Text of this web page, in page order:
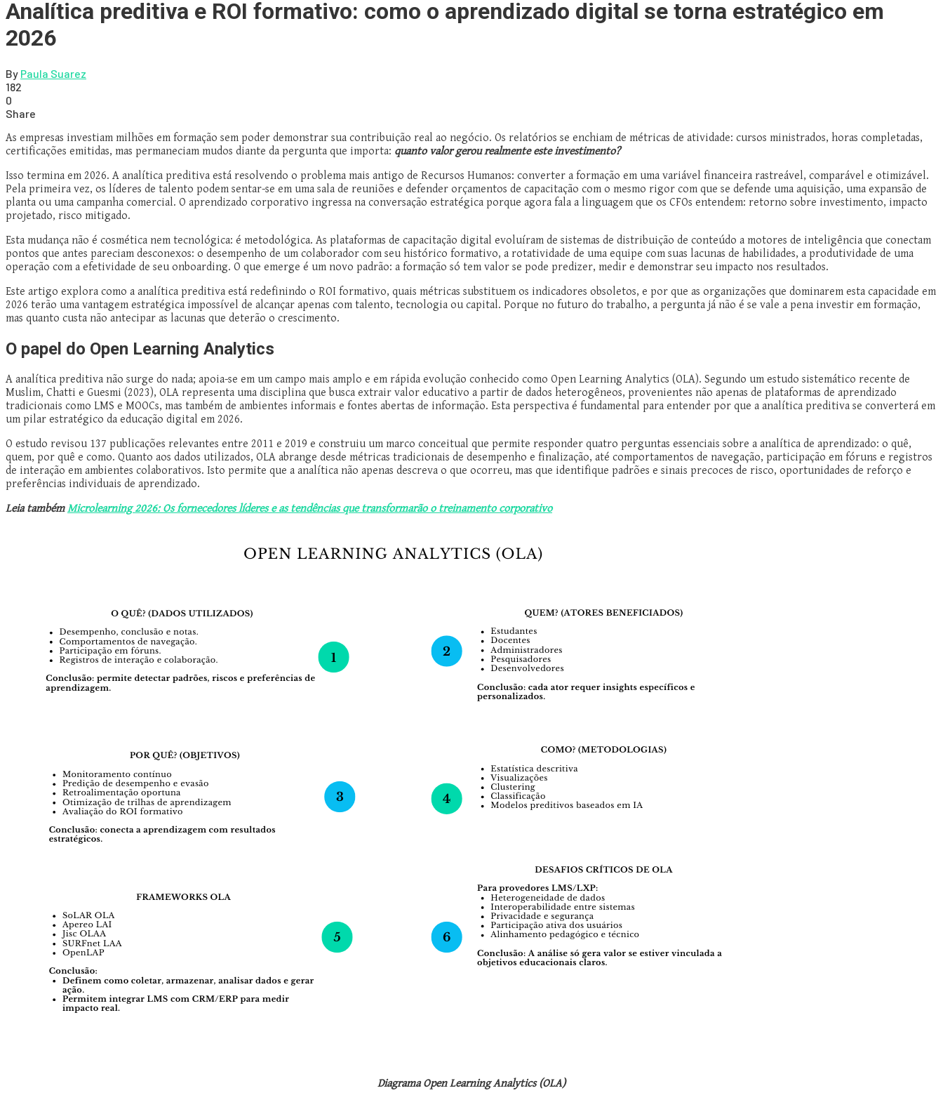
Analítica preditiva e ROI formativo: como o aprendizado digital se torna estratégico em
2026
By Paula Suarez
182
0
Share
As empresas investiam milhões em formação sem poder demonstrar sua contribuição real ao negócio. Os relatórios se enchiam de métricas de atividade: cursos ministrados, horas completadas,
certificações emitidas, mas permaneciam mudos diante da pergunta que importa: quanto valor gerou realmente este investimento?
Isso termina em 2026. A analítica preditiva está resolvendo o problema mais antigo de Recursos Humanos: converter a formação em uma variável financeira rastreável, comparável e otimizável.
Pela primeira vez, os líderes de talento podem sentar-se em uma sala de reuniões e defender orçamentos de capacitação com o mesmo rigor com que se defende uma aquisição, uma expansão de
planta ou uma campanha comercial. O aprendizado corporativo ingressa na conversação estratégica porque agora fala a linguagem que os CFOs entendem: retorno sobre investimento, impacto
projetado, risco mitigado.
Esta mudança não é cosmética nem tecnológica: é metodológica. As plataformas de capacitação digital evoluíram de sistemas de distribuição de conteúdo a motores de inteligência que conectam
pontos que antes pareciam desconexos: o desempenho de um colaborador com seu histórico formativo, a rotatividade de uma equipe com suas lacunas de habilidades, a produtividade de uma
operação com a efetividade de seu onboarding. O que emerge é um novo padrão: a formação só tem valor se pode predizer, medir e demonstrar seu impacto nos resultados.
Este artigo explora como a analítica preditiva está redefinindo o ROI formativo, quais métricas substituem os indicadores obsoletos, e por que as organizações que dominarem esta capacidade em
2026 terão uma vantagem estratégica impossível de alcançar apenas com talento, tecnologia ou capital. Porque no futuro do trabalho, a pergunta já não é se vale a pena investir em formação,
mas quanto custa não antecipar as lacunas que deterão o crescimento.
O papel do Open Learning Analytics
A analítica preditiva não surge do nada; apoia-se em um campo mais amplo e em rápida evolução conhecido como Open Learning Analytics (OLA). Segundo um estudo sistemático recente de
Muslim, Chatti e Guesmi (2023), OLA representa uma disciplina que busca extrair valor educativo a partir de dados heterogêneos, provenientes não apenas de plataformas de aprendizado
tradicionais como LMS e MOOCs, mas também de ambientes informais e fontes abertas de informação. Esta perspectiva é fundamental para entender por que a analítica preditiva se converterá em
um pilar estratégico da educação digital em 2026.
O estudo revisou 137 publicações relevantes entre 2011 e 2019 e construiu um marco conceitual que permite responder quatro perguntas essenciais sobre a analítica de aprendizado: o quê,
quem, por quê e como. Quanto aos dados utilizados, OLA abrange desde métricas tradicionais de desempenho e finalização, até comportamentos de navegação, participação em fóruns e registros
de interação em ambientes colaborativos. Isto permite que a analítica não apenas descreva o que ocorreu, mas que identifique padrões e sinais precoces de risco, oportunidades de reforço e
preferências individuais de aprendizado.
Leia tambémMicrolearning 2026: Os fornecedores líderes e as tendências que transformarão o treinamento corporativo
Diagrama Open Learning Analytics (OLA)